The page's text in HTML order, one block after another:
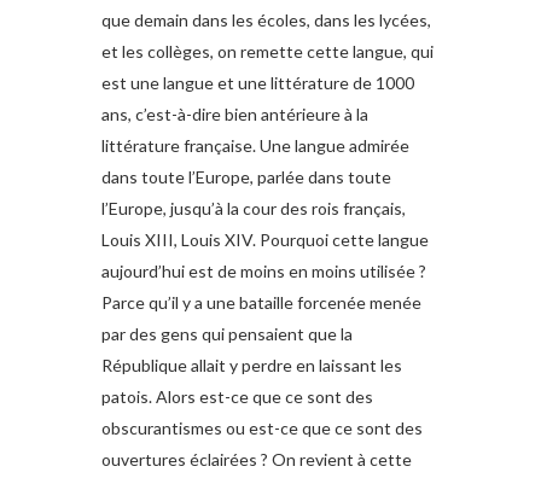
que demain dans les écoles, dans les lycées,
et les collèges, on remette cette langue, qui
est une langue et une littérature de 1000
ans, c’est-à-dire bien antérieure à la
littérature française. Une langue admirée
dans toute l’Europe, parlée dans toute
l’Europe, jusqu’à la cour des rois français,
Louis XIII, Louis XIV. Pourquoi cette langue
aujourd’hui est de moins en moins utilisée ?
Parce qu’il y a une bataille forcenée menée
par des gens qui pensaient que la
République allait y perdre en laissant les
patois. Alors est-ce que ce sont des
obscurantismes ou est-ce que ce sont des
ouvertures éclairées ? On revient à cette